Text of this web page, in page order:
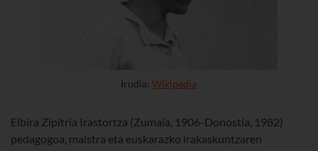
Irudia:Wikipedia
Elbira Zipitria Irastortza (Zumaia, 1906-Donostia, 1982)
pedagogoa, maistra eta euskarazko irakaskuntzaren